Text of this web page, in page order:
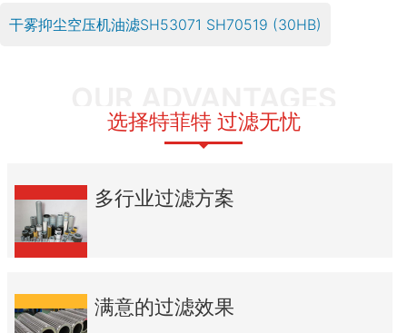
干雾抑尘空压机油滤SH53071 SH70519 (30HB)
选择特菲特 过滤无忧
多行业过滤方案
满意的过滤效果